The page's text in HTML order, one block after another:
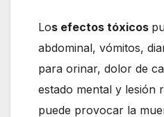
Los efectos tóxicos
abdominal, vómitos,
para orinar, dolor de
estado mental y lesión
puede provocar la